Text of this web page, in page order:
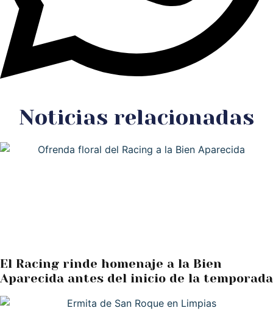
Noticias relacionadas
El Racing rinde homenaje a la Bien
Aparecida antes del inicio de la temporada